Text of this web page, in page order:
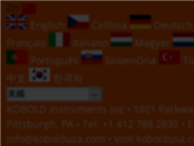
English
Čeština Deutsch
Français
Italiano Magyar
Português
Slovenčina
中文
한국의
KOBOLD Instruments Inc • 1801
Pittsburgh, PA • Tel:
+1 412 788 2830 •
info@koboldusa.com • visit